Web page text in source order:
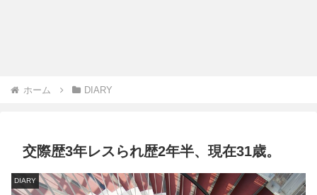
ホーム DIARY
交際歴3年レスられ歴2年半、現在31歳。
DIARY